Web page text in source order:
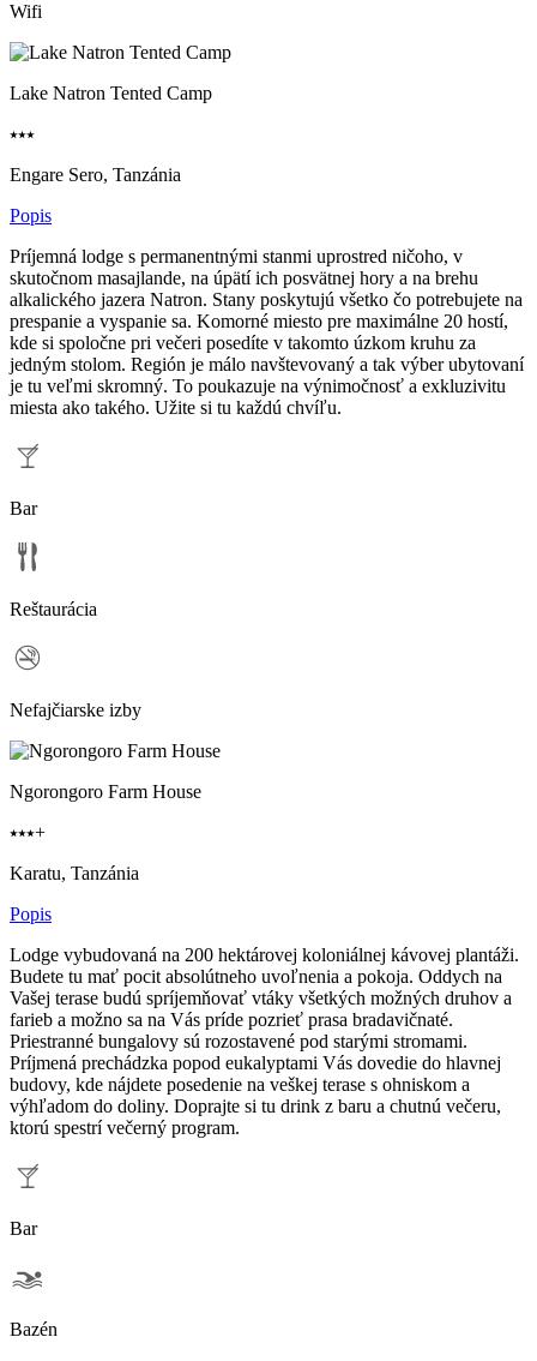
Wifi
Lake Natron Tented Camp
⭑⭑⭑
Engare Sero, Tanzánia
Popis
Príjemná lodge s permanentnými stanmi uprostred ničoho, v
skutočnom masajlande, na úpätí ich posvätnej hory a na brehu
alkalického jazera Natron. Stany poskytujú všetko čo potrebujete na
prespanie a vyspanie sa. Komorné miesto pre maximálne 20 hostí,
kde si spoločne pri večeri posedíte v takomto úzkom kruhu za
jedným stolom. Región je málo navštevovaný a tak výber ubytovaní
je tu veľmi skromný. To poukazuje na výnimočnosť a exkluzivitu
miesta ako takého. Užite si tu každú chvíľu.
Bar
Reštaurácia
Nefajčiarske izby
Ngorongoro Farm House
⭑⭑⭑+
Karatu, Tanzánia
Popis
Lodge vybudovaná na 200 hektárovej koloniálnej kávovej plantáži.
Budete tu mať pocit absolútneho uvoľnenia a pokoja. Oddych na
Vašej terase budú spríjemňovať vtáky všetkých možných druhov a
farieb a možno sa na Vás príde pozrieť prasa bradavičnaté.
Priestranné bungalovy sú rozostavené pod starými stromami.
Príjmená prechádzka popod eukalyptami Vás dovedie do hlavnej
budovy, kde nájdete posedenie na veškej terase s ohniskom a
výhľadom do doliny. Doprajte si tu drink z baru a chutnú večeru,
ktorú spestrí večerný program.
Bar
Bazén